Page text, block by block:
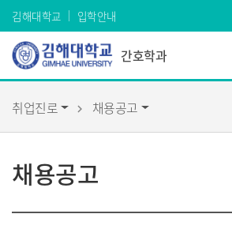
Skip Menu
김해대학교 입학안내
간호학과
취업진로 채용공고
채용공고